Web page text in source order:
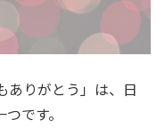
ありがとう」は、日
です。